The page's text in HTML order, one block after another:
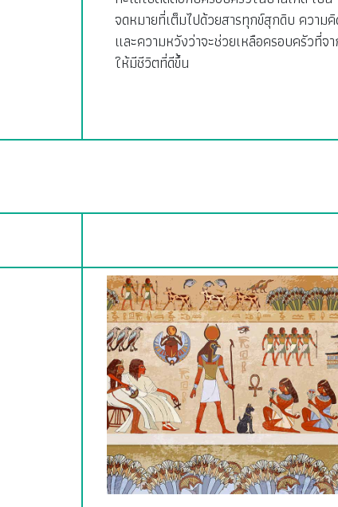
จดหมายที่เต็มไปด้วยสารทุกข์สุกดิบ ความ
และความหวังว่าจะช่วยเหลือครอบครัวที่จ
ให้มีชีวิตที่ดีขึ้น